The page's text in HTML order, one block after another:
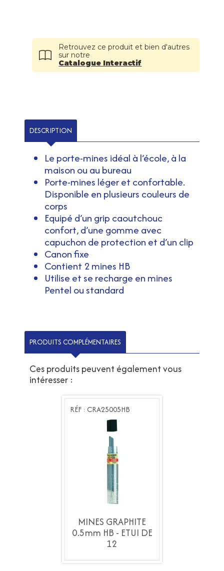
Retrouvez ce produit et bien d'autres
sur notre
Catalogue Interactif
DESCRIPTION
Le porte-mines idéal à l’école, à la
maison ou au bureau
Porte-mines léger et confortable.
Disponible en plusieurs couleurs de
corps
Equipé d’un grip caoutchouc
confort, d’une gomme avec
capuchon de protection et d’un clip
Canon fixe
Contient 2 mines HB
Utilise et se recharge en mines
Pentel ou standard
PRODUITS COMPLÉMENTAIRES
Ces produits peuvent également vous
intéresser :
RÉF : CRA25005HB
MINES GRAPHITE
0.5mm HB - ETUI DE
12